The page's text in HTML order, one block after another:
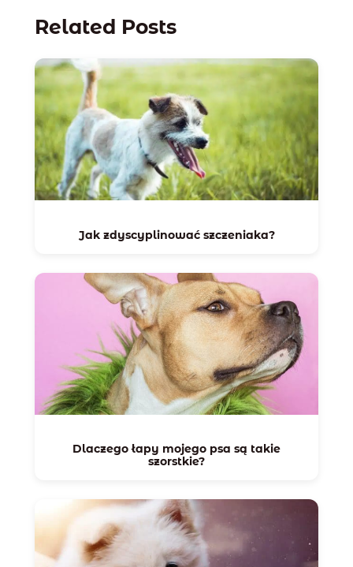
Related Posts
Jak zdyscyplinować szczeniaka?
Dlaczego łapy mojego psa są takie
szorstkie?